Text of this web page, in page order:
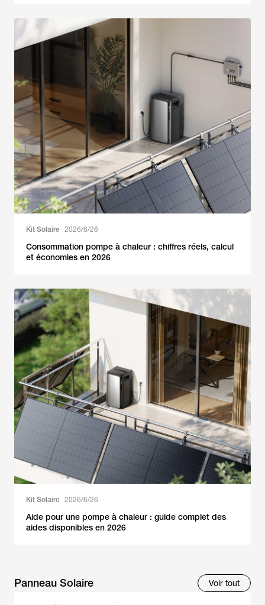
Kit Solaire 2026/6/26
Consommation pompe à chaleur : chiffres réels, calcul
et économies en 2026
Kit Solaire 2026/6/26
Aide pour une pompe à chaleur : guide complet des
aides disponibles en 2026
Panneau Solaire Voir tout